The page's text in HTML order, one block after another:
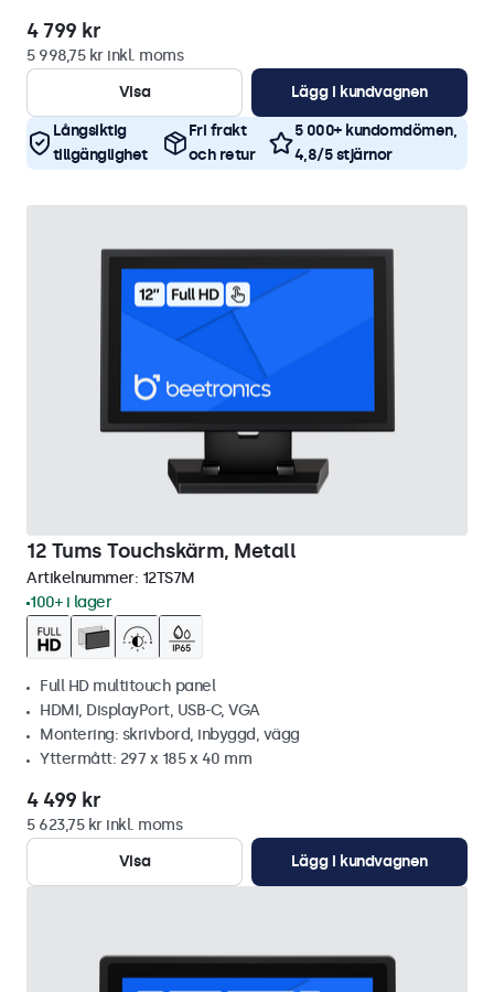
4 799 kr
5 998,75 kr inkl. moms
Visa
Lägg i kundvagnen
Långsiktig
tillgänglighet
Fri frakt
och retur
5 000+ kundomdömen,
4,8/5 stjärnor
12 Tums Touchskärm, Metall
Artikelnummer: 12TS7M
100+ i lager
Full HD multitouch panel
HDMI, DisplayPort, USB-C, VGA
Montering: skrivbord, inbyggd, vägg
Yttermått: 297 x 185 x 40 mm
4 499 kr
5 623,75 kr inkl. moms
Visa
Lägg i kundvagnen